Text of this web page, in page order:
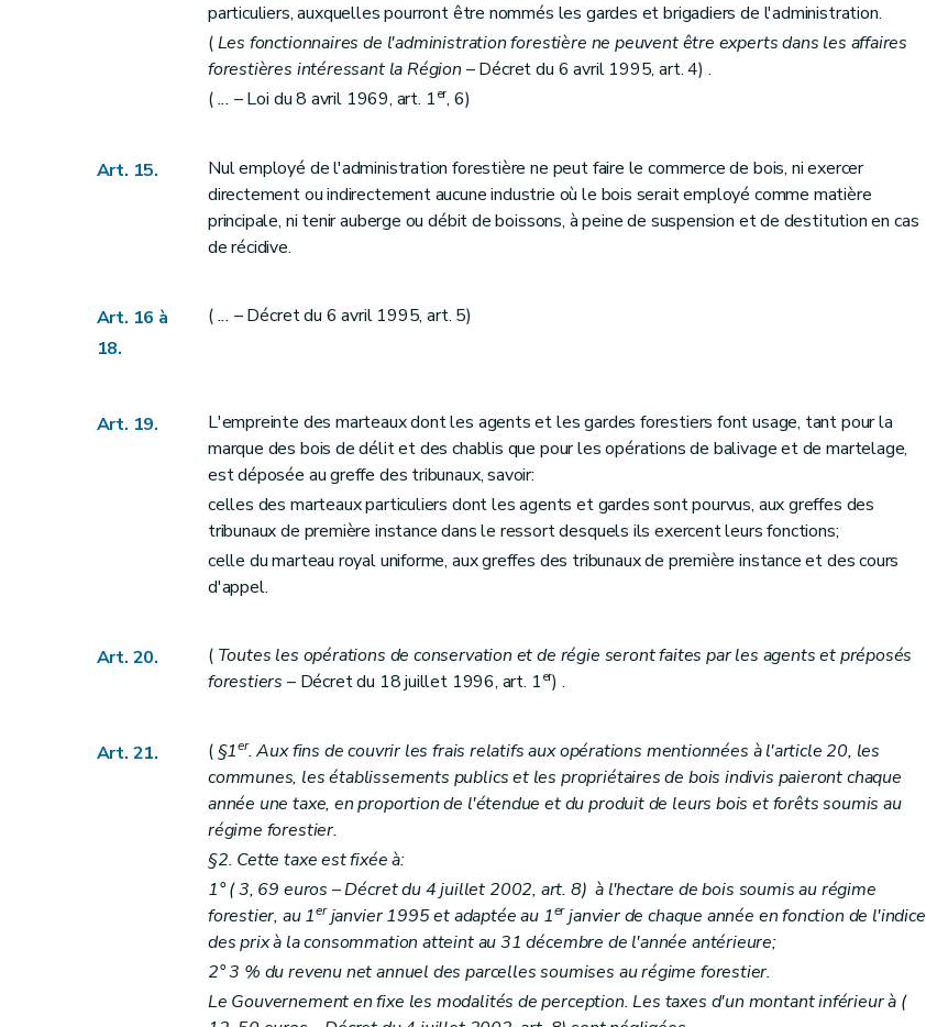
Art. 75
Art. 79
Art. 82
Des droits d'usage
Section 1 Dispositions relatives aux droits d'usage en général
Art. 84
Art. 85
Art. 86
Section 2
Dispositions relatives aux droits d'usage en bois seulement
Art. 88
Art. 90
Art. 91
Art. 92
Dispositions applicables aux droits de pâturage, glandée et panage
Art. 93
Art. 94
Art. 95
Art. 96
Art. 97
particuliers, auxquelles pourront être nommés les gardes et brigadiers de l'administration.
(Les fonctionnaires de l'administration forestière ne peuvent être experts dans les affaires
forestières intéressant la Région – Décret du 6 avril 1995, art. 4) .
(... – Loi du 8 avril 1969, art. 1er, 6)
Art. 15.
Nul employé de l'administration forestière ne peut faire le commerce de bois, ni exercer
directement ou indirectement aucune industrie où le bois serait employé comme matière
principale, ni tenir auberge ou débit de boissons, à peine de suspension et de destitution en cas
de récidive.
Art. 16 à
18.
(... – Décret du 6 avril 1995, art. 5)
Art. 19.
L'empreinte des marteaux dont les agents et les gardes forestiers font usage, tant pour la
marque des bois de délit et des chablis que pour les opérations de balivage et de martelage,
est déposée au greffe des tribunaux, savoir:
celles des marteaux particuliers dont les agents et gardes sont pourvus, aux greffes des
tribunaux de première instance dans le ressort desquels ils exercent leurs fonctions;
celle du marteau royal uniforme, aux greffes des tribunaux de première instance et des cours
d'appel.
Art. 20. ( Toutes les opérations de conservation et de régie seront faites par les agents et préposés
forestiers – Décret du 18 juillet 1996, art. 1er) .
Art. 21. ( §1er. Aux fins de couvrir les frais relatifs aux opérations mentionnées à l'article 20, les
communes, les établissements publics et les propriétaires de bois indivis paieront chaque
année une taxe, en proportion de l'étendue et du produit de leurs bois et forêts soumis au
régime forestier.
§2. Cette taxe est fixée à:
1° (3, 69 euros – Décret du 4 juillet 2002, art. 8) à l'hectare de bois soumis au régime
forestier, au 1erjanvier 1995 et adaptée au 1erjanvier de chaque année en fonction de l'indice
des prix à la consommation atteint au 31 décembre de l'année antérieure;
2° 3 % du revenu net annuel des parcelles soumises au régime forestier.
Le Gouvernement en fixe les modalités de perception. Les taxes d'un montant inférieur à (